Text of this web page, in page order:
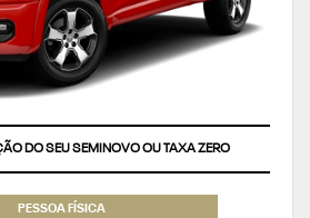
DO SEU SEMINOVO OU TAXA ZERO
PESSOA FÍSICA